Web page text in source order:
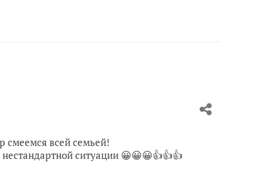
смеемся всей семьей!
ситуации 😀😀😀👍👍👍